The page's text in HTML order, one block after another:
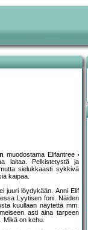
muodostama Elifantree
laitaa. Pelkistetystä ja
sielukkaasti sykkivä
kaipaa.
juuri löydykään. Anni Elif
Lyytisen foni. Näiden
kuullaan näytettä mm.
asti aina tarpeen
Mikä on kehu.